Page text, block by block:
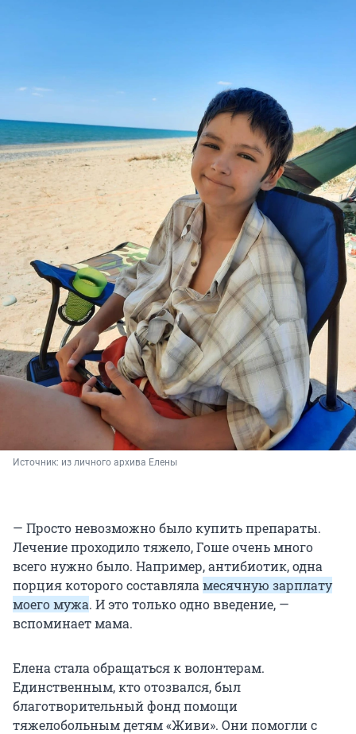
Источник: из личного архива Елены
— Просто невозможно было купить препараты.
Лечение проходило тяжело, Гоше очень много
всего нужно было. Например, антибиотик, одна
порция которого составляла месячную зарплату
моего мужа. И это только одно введение, —
вспоминает мама.
Елена стала обращаться к волонтерам.
Единственным, кто отозвался, был
благотворительный фонд помощи
тяжелобольным детям «Живи». Они помогли с